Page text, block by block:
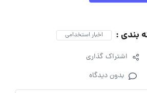
بندی : اخبار استخدامی
اشتراک گذاری
بدون دیدگاه